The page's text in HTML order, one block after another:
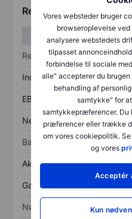
Vores websteder bruger
browseroplevelse
analysere webstedets
tilpasset
forbindelse til sociale
alle" accepterer du
behandling af
samtykke" for
samtykkepræferencer. Du
præferencer eller trække
om vores cookiepolitik.
og vores
Acceptér
Kun
Regnskabstal
Resultatopgørelse
Indtægter
EBITDA
Nettoresultat
Balance
Aktiver i alt
Gæld
Nøgletal